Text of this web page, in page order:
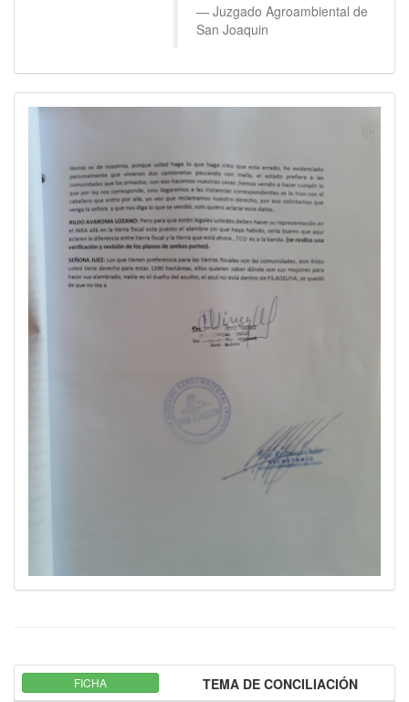
Juzgado Agroambiental de
San Joaquin
FICHA TEMA DE CONCILIACIÓN